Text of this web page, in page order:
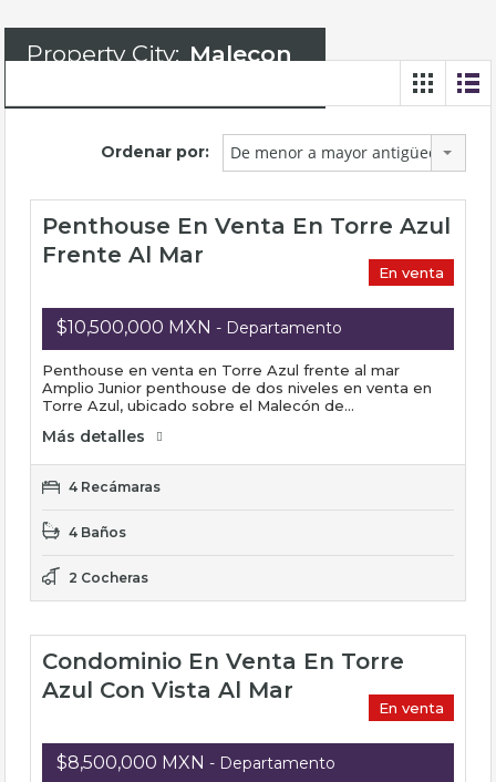
Property City:Malecon
Ordenar por: De menor a mayor antigüedad
Penthouse En Venta En Torre Azul
Frente Al Mar
En venta
$10,500,000 MXN - Departamento
Penthouse en venta en Torre Azul frente al mar
Amplio Junior penthouse de dos niveles en venta en
Torre Azul, ubicado sobre el Malecón de…
Más detalles
4 Recámaras
4 Baños
2 Cocheras
Condominio En Venta En Torre
Azul Con Vista Al Mar
En venta
$8,500,000 MXN - Departamento